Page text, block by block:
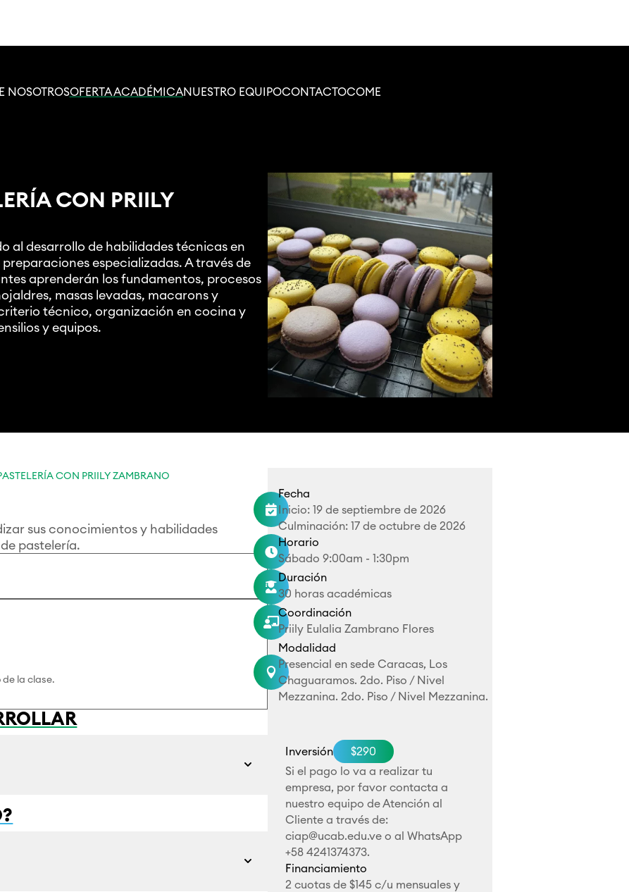
NOSOTROSOFERTA ACADÉMICANUESTRO EQUIPOCONTACTOCOME
CON PRIILY
al desarrollo de habilidades técnicas en
especializadas. A través de
aprenderán los fundamentos, procesos
masas levadas, macarons y
técnico, organización en cocina y
y equipos.
CON PRIILY ZAMBRANO
sus conocimientos y habilidades
pastelería.
la clase.

Fecha
Inicio: 19 de septiembre de 2026
Culminación: 17 de octubre de 2026

Horario
Sábado 9:00am - 1:30pm

Duración
30 horas académicas

Coordinación
Priily Eulalia Zambrano Flores

Modalidad
Presencial en sede Caracas, Los
Chaguaramos. 2do. Piso / Nivel
Mezzanina. 2do. Piso / Nivel Mezzanina.
Inversión
$290
Si el pago lo va a realizar tu
empresa, por favor contacta a
nuestro equipo de Atención al
Cliente a través de:
ciap@ucab.edu.ve o al WhatsApp
+58 4241374373.
Financiamiento
2 cuotas de $145 c/u mensuales y